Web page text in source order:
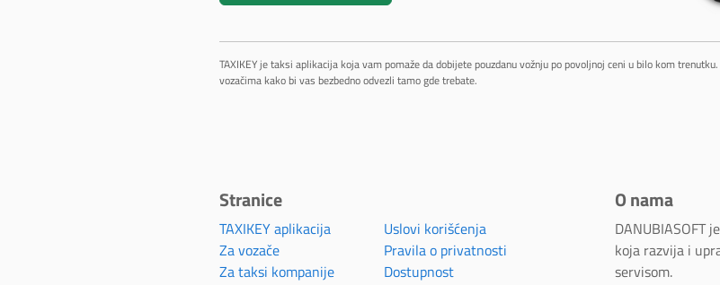
TAXIKEY je taksi aplikacija koja vam pomaže da dobijete pouzdanu vožnju po povoljnoj ceni u bilo kom
vozačima kako bi vas bezbedno odvezli tamo gde trebate.
Stranice
TAXIKEY aplikacija
Za vozače
Za taksi kompanije
Uslovi korišćenja
Pravila o privatnosti
Dostupnost
O nama
DANUBIASOFT
koja razvija i
servisom.